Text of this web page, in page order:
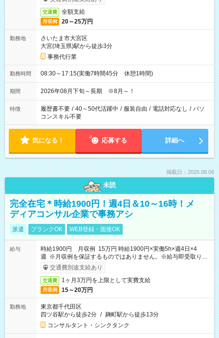
交通費 全額支給
月収例 20～25万円
勤務地
さいたま市大宮区
大宮(埼玉県)駅から徒歩3分
事務代行業
勤務時間 08:30～17:15(実働7時間45分 休憩1時間)
期間 2026年08月下旬～長期 ※8月～！
特徴 履歴書不要 / 40～50代活躍中 / 服装自由 / 電話対応なし / パソ
コンスキル不要
気になる！ 応募する 詳細へ
掲載日：2026.08.06
未読
完全在宅＊時給1900円！週4日＆10～16時！メ
ディアコンサル企業で事務アシ
派遣 ブランクOK WEB登録・面接OK
給与
時給1900円 月収例 15万円 時給1900円×実働5h×週4日×4
週 ※月収例を保証するものではありません。※給与即受取りサ
ービス利用可（利用条件有）
交通費別途支給あり
交通費 1ヶ月3万円を上限として実費支給
月収例 15～20万円
勤務地
東京都千代田区
四ツ谷駅から徒歩2分 / 麹町駅から徒歩13分
コンサルタント・シンクタンク